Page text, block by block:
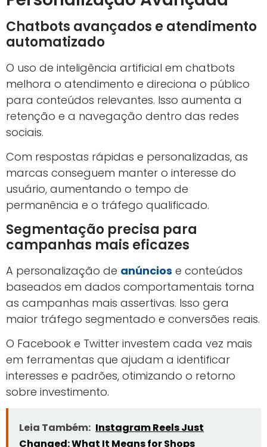
Chatbots avançados e atendimento
automatizado
O uso de inteligência artificial em chatbots
melhora o atendimento e direciona o público
para conteúdos relevantes. Isso aumenta a
retenção e a navegação dentro das redes
sociais.
Com respostas rápidas e personalizadas, as
marcas conseguem manter o interesse do
usuário, aumentando o tempo de
permanência e o tráfego qualificado.
Segmentação precisa para
campanhas mais eficazes
A personalização de anúncios e conteúdos
baseados em dados comportamentais torna
as campanhas mais assertivas. Isso gera
maior tráfego segmentado e conversões reais.
O Facebook e Twitter investem cada vez mais
em ferramentas que ajudam a identificar
interesses e padrões, otimizando o retorno
sobre investimento.
Leia Também: Instagram Reels Just
Changed: What It Means for Shops